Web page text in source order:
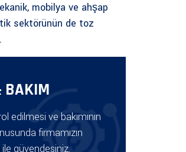
mobilya ve ahşap
sektörünün de toz
BAKIM
edilmesi ve bakımının
firmamızın
güvendesiniz.